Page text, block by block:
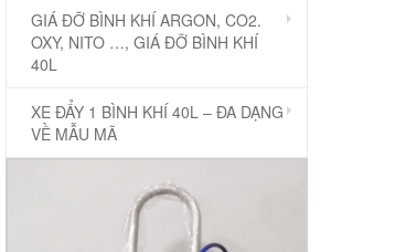
GIÁ ĐỠ BÌNH KHÍ ARGON, CO2.
OXY, NITO …, GIÁ ĐỠ BÌNH KHÍ
40L
XE ĐẨY 1 BÌNH KHÍ 40L – ĐA DẠNG
VỀ MẪU MÃ